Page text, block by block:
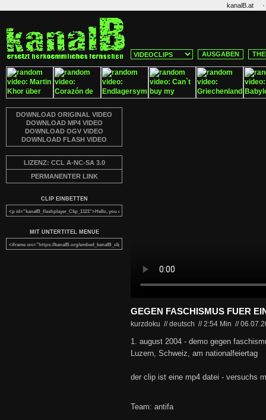
kanalB.at ·
AUSGABEN
DOWNLOAD ORIGINAL VIDEO
DOWNLOAD MP4 VIDEO
DOWNLOAD OGV VIDEO
DOWNLOAD FLASH VIDEO
LIZENZ: CCL A-NC-SA 3.0
PERMANENTER LINK
CLIP EINBETTEN
MIT UNTERTITEL MENUE
GEGEN FASCHISMUS FUER
kurzdoku // deutsch //2:54 Min //
1. august 2004 - demo gegen
Luzern, Schweiz, am nationalfeiertag
der clip ist eine mp4 datei - versuchs
Team: antifa